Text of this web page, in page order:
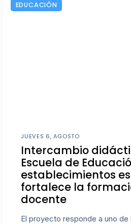
EDUCACIÓN
JUEVES 6, AGOSTO
Intercambio
Escuela de
establecimientos
fortalece la
docente
El proyecto responde a uno de